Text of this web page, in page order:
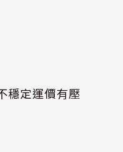
穩定運價有壓